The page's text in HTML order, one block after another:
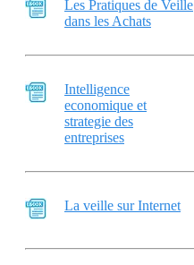
Les Pratiques de Veille
dans les Achats
Intelligence
economique et
strategie des
entreprises
La veille sur Internet